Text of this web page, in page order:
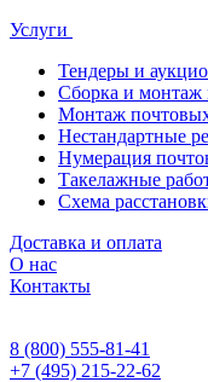
Услуги
Тендеры и
Сборка и монтаж
Монтаж
Нестандартные
Нумерация
Такелажные
Схема
Доставка и оплата
О нас
Контакты
8 (800) 555-81-41
+7 (495) 215-22-62